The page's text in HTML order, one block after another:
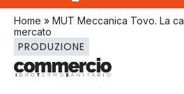
Home » MUT Meccanica Tovo. La
mercato
PRODUZIONE